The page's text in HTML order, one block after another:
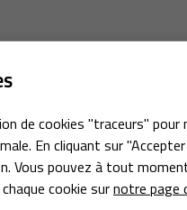
de cookies "traceurs"
En cliquant sur
Vous pouvez à tout
cookie surnotre page
-